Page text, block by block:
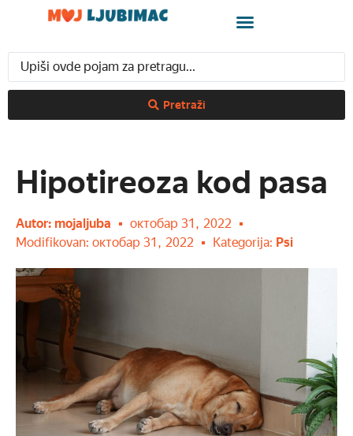
Pretraži
Hipotireoza kod pasa
Autor: mojaljuba
октобар 31, 2022
Modifikovan: октобар 31, 2022
Kategorija: Psi